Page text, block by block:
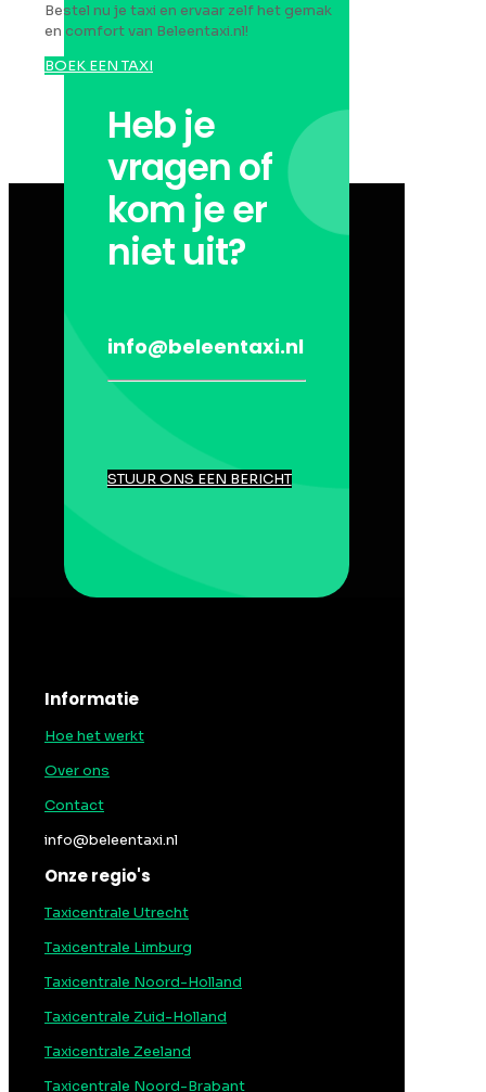
Bestel nu je taxi en ervaar zelf het gemak
en comfort van Beleentaxi.nl!
BOEK EEN TAXI
Heb je
vragen of
kom je er
niet uit?
info@beleentaxi.nl
STUUR ONS EEN BERICHT
Informatie
Hoe het werkt
Over ons
Contact
info@beleentaxi.nl
Onze regio's
Taxicentrale Utrecht
Taxicentrale Limburg
Taxicentrale Noord-Holland
Taxicentrale Zuid-Holland
Taxicentrale Zeeland
Taxicentrale Noord-Brabant